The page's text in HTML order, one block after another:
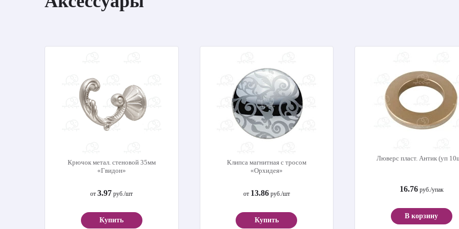
Крючок метал. стеновой 35мм
«Гвидон»
от3.97 руб./шт
Купить
Клипса магнитная с тросом
«Орхидея»
от 13.86руб./шт
Купить
Люверс пласт. Антик (уп
16.76руб./упак
В корзину